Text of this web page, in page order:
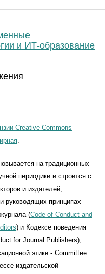
и ИТ-образование
Creative Commons
.
на традиционных
периодики и строится с
и издателей,
руководящих принципах
(Code of Conduct and
) и Кодексе поведения
for Journal Publishers),
этике - Committee
издательской